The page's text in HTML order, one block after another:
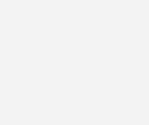
Bereits vor dem Anpfiff
einfache Aufgabe
zwangen das
Rotation in die Partie zu
durchspielen,
und dennoch hielt das
Gegner und ein
Vorzeichen für einen